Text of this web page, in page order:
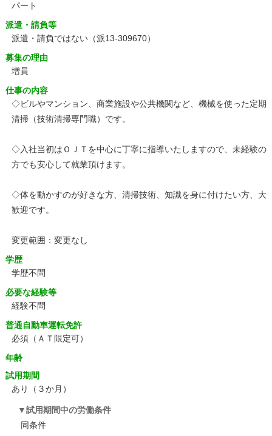
パート
派遣・請負等
派遣・請負ではない（派13-309670）
募集の理由
増員
仕事の内容
◇ビルやマンション、商業施設や公共機関など、機械を使った定期
清掃（技術清掃専門職）です。
◇入社当初はＯＪＴを中心に丁寧に指導いたしますので、未経験の
方でも安心して就業頂けます。
◇体を動かすのが好きな方、清掃技術、知識を身に付けたい方、大
歓迎です。
変更範囲：変更なし
学歴
学歴不問
必要な経験等
経験不問
普通自動車運転免許
必須（ＡＴ限定可）
年齢
試用期間
あり（３か月）
試用期間中の労働条件
同条件